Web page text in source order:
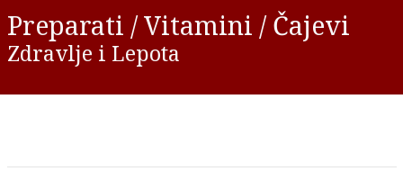
Preparati / Vitamini / Čajevi
Zdravlje i Lepota